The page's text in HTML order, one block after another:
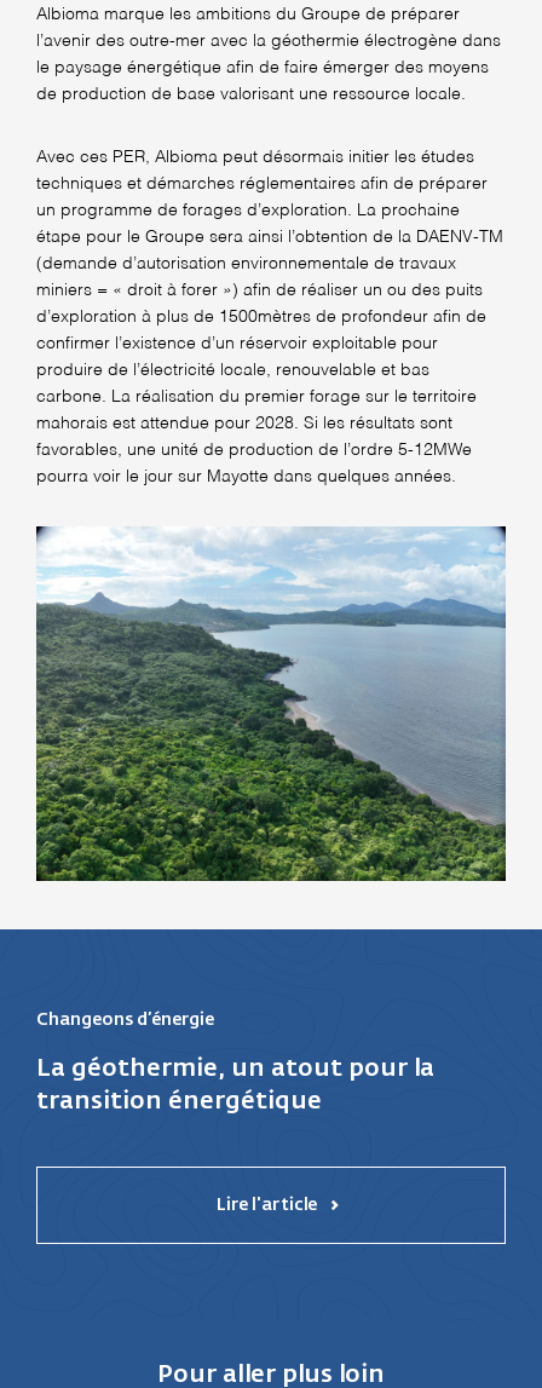
Albioma marque les ambitions du Groupe de préparer
l’avenir des outre-mer avec la géothermie électrogène dans
le paysage énergétique afin de faire émerger des moyens
de production de base valorisant une ressource locale.
Avec ces PER, Albioma peut désormais initier les études
techniques et démarches réglementaires afin de préparer
un programme de forages d’exploration. La prochaine
étape pour le Groupe sera ainsi l’obtention de la DAENV-TM
(demande d’autorisation environnementale de travaux
miniers = « droit à forer ») afin de réaliser un ou des puits
d’exploration à plus de 1500mètres de profondeur afin de
confirmer l’existence d’un réservoir exploitable pour
produire de l’électricité locale, renouvelable et bas
carbone. La réalisation du premier forage sur le territoire
mahorais est attendue pour 2028. Si les résultats sont
favorables, une unité de production de l’ordre 5-12MWe
pourra voir le jour sur Mayotte dans quelques années.
Changeons d’énergie
La géothermie, un atout pour la
transition énergétique
Lire l'article
Pour aller plus loin